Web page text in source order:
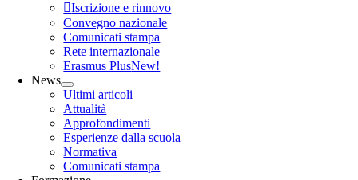
Iscrizione e rinnovo
Convegno nazionale
Comunicati stampa
Rete internazionale
Erasmus PlusNew!
News
Ultimi articoli
Attualità
Approfondimenti
Esperienze dalla scuola
Normativa
Comunicati stampa